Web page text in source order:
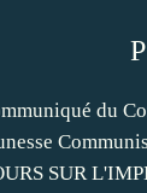
du
SUR